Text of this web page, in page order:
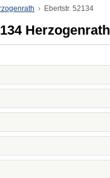
Ebertstr. 52134
Herzogenrath